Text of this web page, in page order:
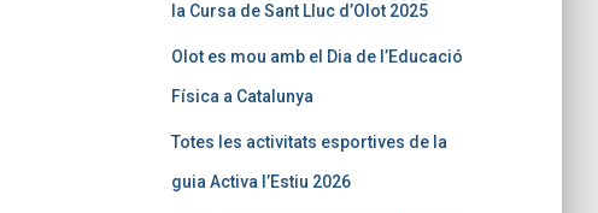
la Cursa de Sant Lluc d’Olot 2025
Olot es mou amb el Dia de l’Educació
Física a Catalunya
Totes les activitats esportives de la
guia Activa l’Estiu 2026